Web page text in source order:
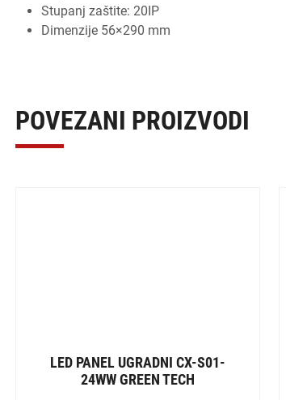
Stupanj zaštite: 20IP
Dimenzije 56×290 mm
POVEZANI PROIZVODI
LED PANEL UGRADNI CX-S01-
24WW GREEN TECH